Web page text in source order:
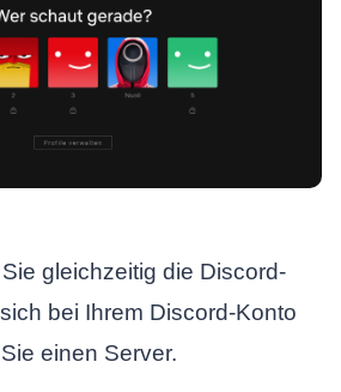
gleichzeitig die Discord-
bei Ihrem Discord-Konto
einen Server.